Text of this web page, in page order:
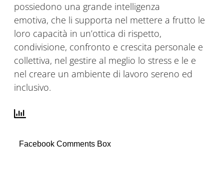
possiedono una grande intelligenza
emotiva, che li supporta nel mettere a frutto le
loro capacità in un’ottica di rispetto,
condivisione, confronto e crescita personale e
collettiva, nel gestire al meglio lo stress e le e
nel creare un ambiente di lavoro sereno ed
inclusivo.
Facebook Comments Box